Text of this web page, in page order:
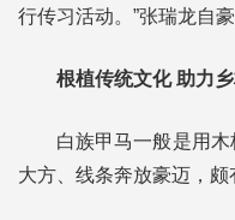
行传习活动。”张瑞龙自豪
根植传统文化 助力
白族甲马一般是用
大方、线条奔放豪迈，颇